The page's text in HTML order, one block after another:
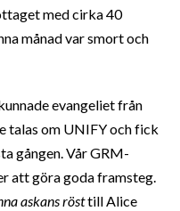
med cirka 40
månad var smort och
evangeliet från
talas om UNIFY och fick
gången. Vår GRM-
att göra goda framsteg.
askans rösttill Alice